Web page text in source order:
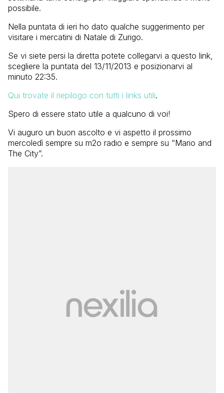
possibile.
Nella puntata di ieri ho dato qualche suggerimento per
visitare i mercatini di Natale di Zurigo.
Se vi siete persi la diretta potete collegarvi a questo link,
scegliere la puntata del 13/11/2013 e posizionarvi al
minuto 22:35.
Qui trovate il riepilogo con tutti i links utili.
Spero di essere stato utile a qualcuno di voi!
Vi auguro un buon ascolto e vi aspetto il prossimo
mercoledì sempre su m2o radio e sempre su “Mario and
The City”.